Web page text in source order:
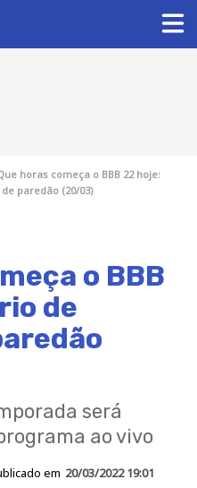
horas começa o BBB 22 hoje:
paredão (20/03)
o BBB
de
será
ao vivo
em 20/03/2022 19:01